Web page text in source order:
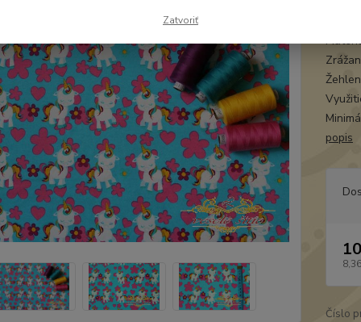
popis
Číslo
Zatvoriť